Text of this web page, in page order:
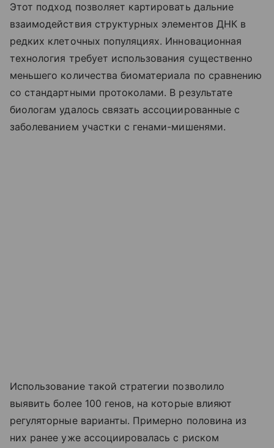
Этот подход позволяет картировать дальние
взаимодействия структурных элементов ДНК в
редких клеточных популяциях. Инновационная
технология требует использования существенно
меньшего количества биоматериала по сравнению
со стандартными протоколами. В результате
биологам удалось связать ассоциированные с
заболеванием участки с генами-мишенями.
Использование такой стратегии позволило
выявить более 100 генов, на которые влияют
регуляторные варианты. Примерно половина из
них ранее уже ассоциировалась с риском